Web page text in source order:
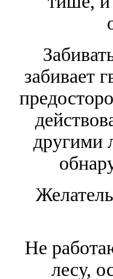
забивает
другими
Не
лесу,